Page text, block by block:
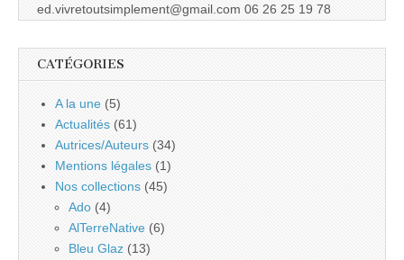
ed.vivretoutsimplement@gmail.com 06 26 25 19 78
CATÉGORIES
A la une (5)
Actualités (61)
Autrices/Auteurs (34)
Mentions légales (1)
Nos collections (45)
Ado (4)
AlTerreNative (6)
Bleu Glaz (13)